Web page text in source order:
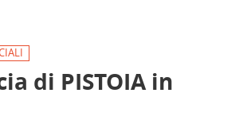
di PISTOIA in